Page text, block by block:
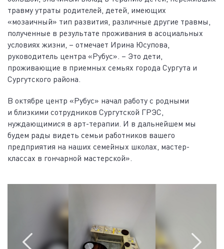
травму утраты родителей, детей, имеющих
«мозаичный» тип развития, различные другие травмы,
полученные в результате проживания в асоциальных
условиях жизни, – отмечает Ирина Юсупова,
руководитель центра «Рубус». – Это дети,
проживающие в приемных семьях города Сургута и
Сургутского района.
В октябре центр «Рубус» начал работу с родными
и близкими сотрудников Сургутской ГРЭС,
нуждающимися в арт-терапии. И в дальнейшем мы
будем рады видеть семьи работников вашего
предприятия на наших семейных школах, мастер-
классах в гончарной мастерской».